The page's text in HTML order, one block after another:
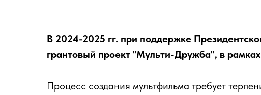
В 2024-2025 гг. при поддержке
грантовый проект "Мульти-Дружба", в
Процесс создания мультфильма требует